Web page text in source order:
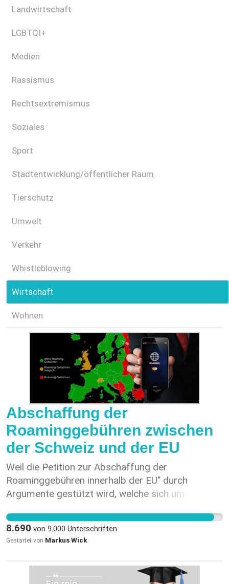
Landwirtschaft
LGBTQI+
Medien
Rassismus
Rechtsextremismus
Soziales
Sport
Stadtentwicklung/öffentlicher Raum
Tierschutz
Umwelt
Verkehr
Whistleblowing
Wirtschaft
Wohnen
Abschaffung der
Roaminggebühren zwischen
der Schweiz und der EU
Weil die Petition zur Abschaffung der
Roaminggebühren innerhalb der EU" durch
Argumente gestützt wird, welche sich um
Wettbewerbsfähigkeit von Unternehmen, keine
Diskriminierung mit gleicher Behandlung sowohl
in Einklang mit breiteren globalen Trends bringen,
8.690 von 9.000 Unterschriften
Gestartet von Markus Wick